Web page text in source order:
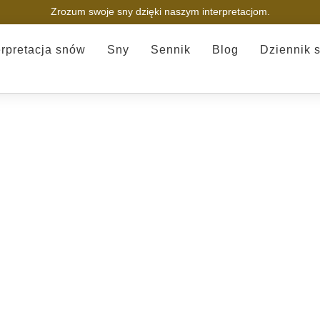
Zrozum swoje sny dzięki naszym interpretacjom.
snów Sny Sennik Blog Dziennik